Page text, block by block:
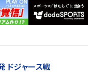
ドジャース戦